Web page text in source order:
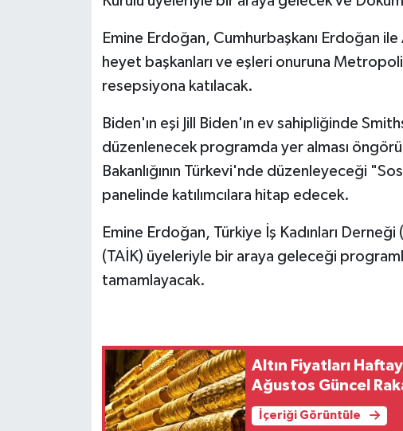
Emine Erdoğan, Cumhurbaşkanı Erdoğan ile
heyet başkanları ve eşleri onuruna
resepsiyona katılacak.
Biden'ın eşi Jill Biden'ın ev sahipliğinde
düzenlenecek programda yer alması
Bakanlığının Türkevi'nde düzenleyeceği
panelinde katılımcılara hitap edecek.
Emine Erdoğan, Türkiye İş Kadınları
(TAİK) üyeleriyle bir araya geleceği
tamamlayacak.
Altın Fiyatları
Ağustos Güncel
İçeriği Görüntüle